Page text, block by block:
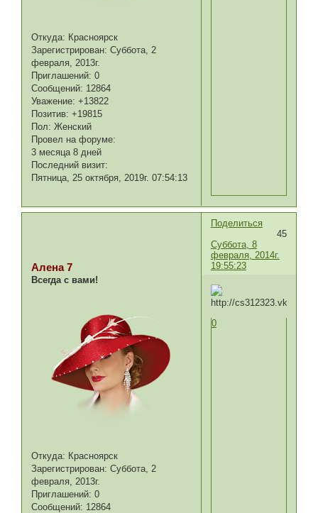
Откуда: Красноярск
Зарегистрирован: Суббота, 2
февраля, 2013г.
Приглашений: 0
Сообщений: 12864
Уважение: +13822
Позитив: +19815
Пол: Женский
Провел на форуме:
3 месяца 8 дней
Последний визит:
Пятница, 25 октября, 2019г. 07:54:13
Поделиться
45
Суббота, 8
февраля, 2014г.
19:55:23
Алена 7
Всегда с вами!
Откуда: Красноярск
Зарегистрирован: Суббота, 2
февраля, 2013г.
Приглашений: 0
Сообщений: 12864
0